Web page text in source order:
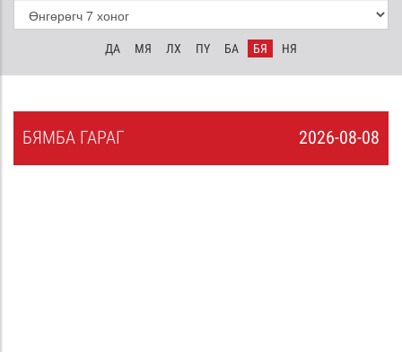
ДА МЯ ЛХ ПҮ БА БЯ НЯ
2026-08-08
БЯМБА ГАРАГ